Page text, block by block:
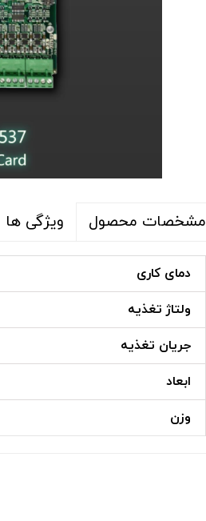
مشخصات محصول ویژگی ها
دمای کاری
ولتاژ تغذیه
جریان تغذیه
ابعاد
وزن